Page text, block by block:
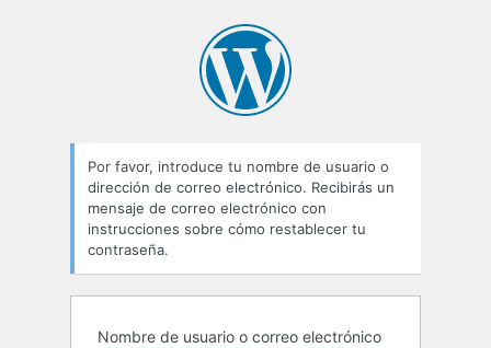
Por favor, introduce tu nombre de usuario o
dirección de correo electrónico. Recibirás un
mensaje de correo electrónico con
instrucciones sobre cómo restablecer tu
contraseña.
Nombre de usuario o correo electrónico